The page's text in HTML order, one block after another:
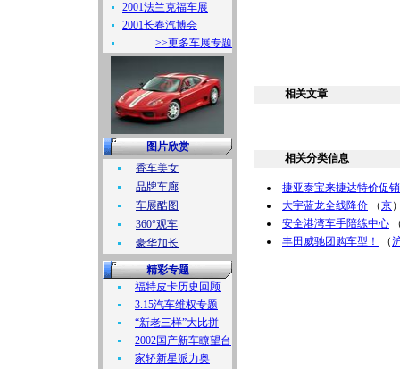
2001法兰克福车展
2001长春汽博会
>>更多车展专题
图片欣赏
香车美女
品牌车廊
车展酷图
360°观车
豪华加长
精彩专题
福特皮卡历史回顾
3.15汽车维权专题
“新老三样”大比拼
2002国产新车瞭望台
家轿新星派力奥
相关文章
相关分类信息
捷亚泰宝来捷达特价促销
大宇蓝龙全线降价 （京
安全港湾车手陪练中心
丰田威驰团购车型！
（